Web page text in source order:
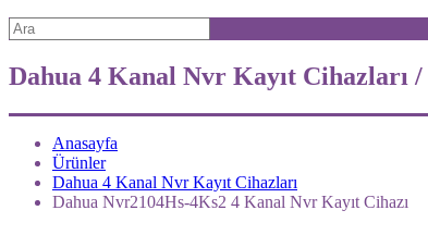
Dahua 4 Kanal Nvr Kayıt Cihazları
Anasayfa
Ürünler
Dahua 4 Kanal Nvr Kayıt Cihazları
Dahua Nvr2104Hs-4Ks2 4 Kanal Nvr Kayıt Cihazı